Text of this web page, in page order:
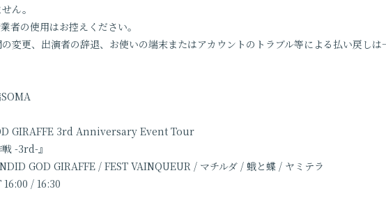
ん。
者の使用はお控えください。
変更、出演者の辞退、お使いの端末またはアカウントのトラブル等による払い戻し
GIRAFFE 3rd Anniversary Event Tour
-3rd-』
GOD GIRAFFE / FEST VAINQUEUR / マチルダ / 蛾と蝶 / ヤミテラ
16:00 / 16:30